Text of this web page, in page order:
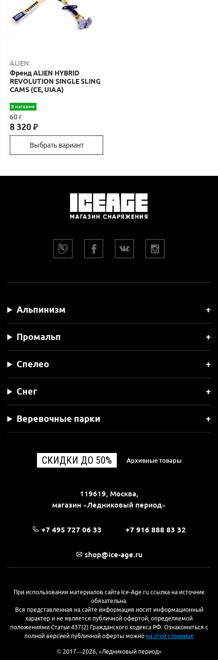
ALIEN
Френд ALIEN HYBRID
REVOLUTION SINGLE SLING
CAMS (CE, UIAA)
В магазине
60 г
8 320₽
Выбрать вариант
Альпинизм
Промальп
Спелео
Снег
Веревочные парки
СКИДКИ ДО 50% Архивные товары
119619, Москва,
магазин «Ледниковый период»
+7 495 727 06 33 +7 916 888 83 32
shop@ice-age.ru
При использовании материалов сайта Ice-Age.ru ссылка на источник
обязательна.
Вся представленная на сайте информация носит информационный
характер и не является публичной офертой, определяемой
положениями Статьи 437(2) Гражданского кодекса РФ. Ознакомиться с
полной версией публичной оферты можно на этой странице
© 2017—2026, «Ледниковый период»